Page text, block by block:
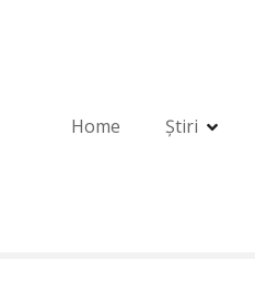
Home Știri